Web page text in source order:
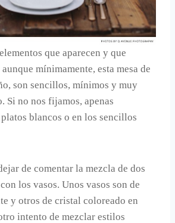
que aparecen y que
mínimamente, esta mesa de
son sencillos, mínimos y muy
Si no nos fijamos, apenas
blancos o en los sencillos
de comentar la mezcla de dos
los vasos. Unos vasos son de
y otros de cristal coloreado en
intento de mezclar estilos